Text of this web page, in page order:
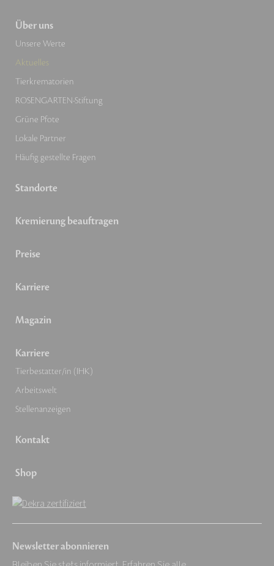
Über uns
Unsere Werte
Aktuelles
Tierkrematorien
ROSENGARTEN-Stiftung
Grüne Pfote
Lokale Partner
Häufig gestellte Fragen
Standorte
Kremierung beauftragen
Preise
Karriere
Magazin
Karriere
Tierbestatter/in (IHK)
Arbeitswelt
Stellenanzeigen
Kontakt
Shop
Newsletter abonnieren